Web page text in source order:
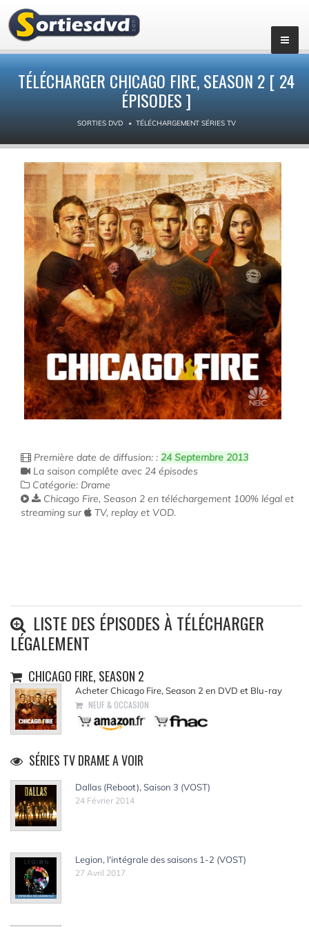
TÉLÉCHARGER CHICAGO FIRE, SEASON 2 [ 24
ÉPISODES ]
SORTIES DVD TÉLÉCHARGEMENT SÉRIES TV
Première date de diffusion: : 24 Septembre 2013
La saison complête avec 24 épisodes
Catégorie: Drame
Chicago Fire, Season 2 en téléchargement 100% légal et
streaming sur
TV, replay et VOD.
LISTE DES ÉPISODES À TÉLÉCHARGER
LÉGALEMENT
CHICAGO FIRE, SEASON 2
Acheter Chicago Fire, Season 2 en DVD et Blu-ray
NEUF & OCCASION
SÉRIES TV DRAME A VOIR
Dallas (Reboot), Saison 3 (VOST)
24 Février 2014
Legion, l'intégrale des saisons 1-2 (VOST)
27 Avril 2017